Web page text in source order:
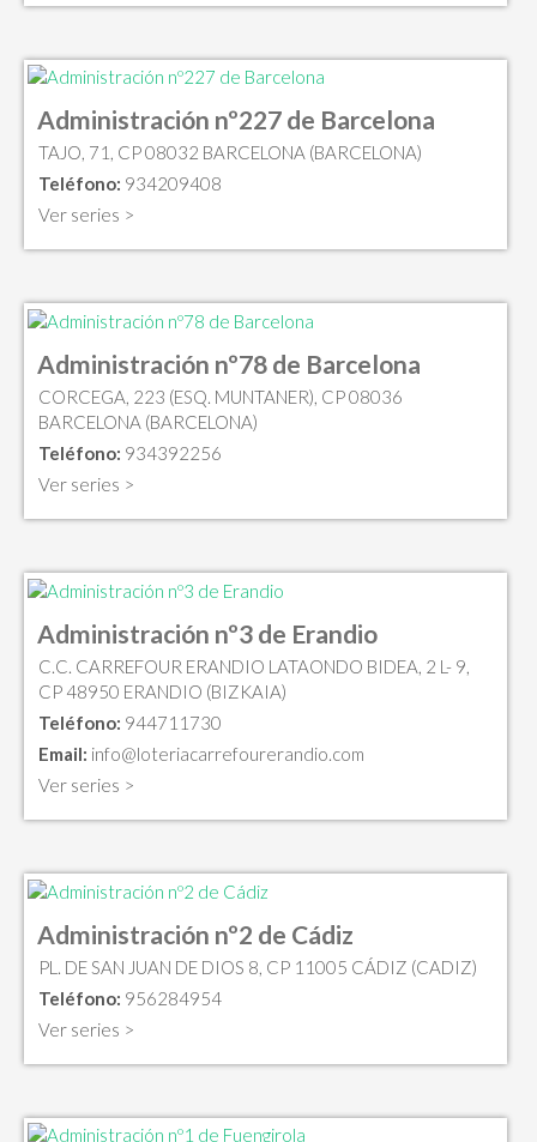
Administración nº227 de Barcelona
TAJO, 71, CP 08032 BARCELONA (BARCELONA)
Teléfono: 934209408
Ver series >
Administración nº78 de Barcelona
CORCEGA, 223 (ESQ. MUNTANER), CP 08036
BARCELONA (BARCELONA)
Teléfono: 934392256
Ver series >
Administración nº3 de Erandio
C.C. CARREFOUR ERANDIO LATAONDO BIDEA, 2 L- 9,
CP 48950 ERANDIO (BIZKAIA)
Teléfono: 944711730
Email: info@loteriacarrefourerandio.com
Ver series >
Administración nº2 de Cádiz
PL. DE SAN JUAN DE DIOS 8, CP 11005 CÁDIZ (CADIZ)
Teléfono: 956284954
Ver series >